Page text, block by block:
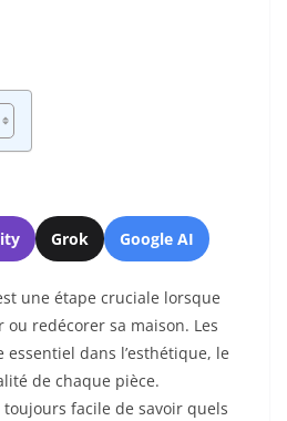
Grok Google AI
une étape cruciale lorsque
ou redécorer sa maison. Les
dans l’esthétique, le
de chaque pièce.
toujours facile de savoir quels